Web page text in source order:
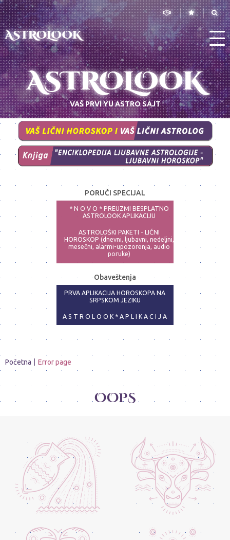
ASTROLOOK
ASTROLOOK
VAŠ PRVI YU ASTRO SAJT
PORUČI SPECIJAL
* N O V O * PREUZMI BESPLATNO
ASTROLOOK APLIKACIJU
ASTROLOŠKI PAKETI - LIČNI
HOROSKOP (dnevni, ljubavni, nedeljni,
mesečni, alarmi-upozorenja, audio
poruke)
ANALIZE
Obaveštenja
PRVA APLIKACIJA HOROSKOPA NA
SRPSKOM JEZIKU
A S T R O L O O K * A P L I K A C I J A
Početna Error page
OOPS